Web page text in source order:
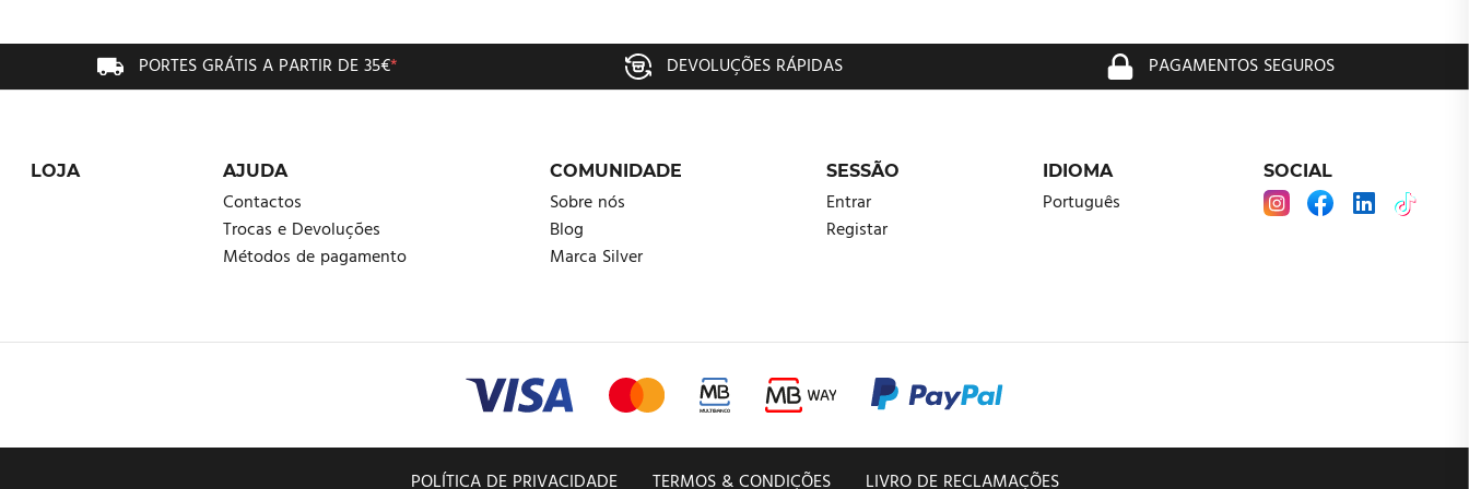
PORTES GRÁTIS A PARTIR DE 35€* DEVOLUÇÕES RÁPIDAS PAGAMENTOS SEGUROS
LOJA AJUDA
Contactos
Trocas e Devoluções
Métodos de pagamento
COMUNIDADE
Sobre nós
Blog
Marca Silver
SESSÃO
Entrar
Registar
IDIOMA
Português
SOCIAL
POLÍTICA DE PRIVACIDADE TERMOS & CONDIÇÕES LIVRO DE RECLAMAÇÕES
Esqueceu a palavra-passe?
Eu concordo com a Política de Privacidadee
Termos & Condições
Efetuar pedido